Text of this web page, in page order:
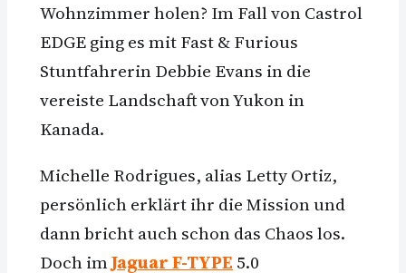
Wohnzimmer holen? Im Fall von Castrol
EDGE ging es mit Fast & Furious
Stuntfahrerin Debbie Evans in die
vereiste Landschaft von Yukon in
Kanada.
Michelle Rodrigues, alias Letty Ortiz,
persönlich erklärt ihr die Mission und
dann bricht auch schon das Chaos los.
Doch imJaguar F-TYPE 5.0